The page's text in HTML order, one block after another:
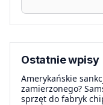
Ostatnie wpisy
Amerykańskie
zamierzonego?
sprzęt do fabryk